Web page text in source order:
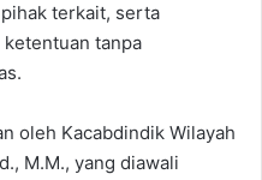
terkait, serta
tanpa
oleh Kacabdindik Wilayah
M.M., yang diawali